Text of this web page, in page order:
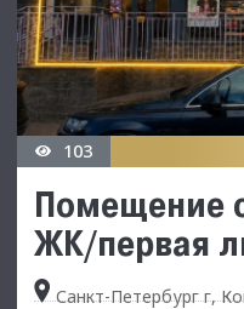
103
Помещение
ЖК/первая
Санкт-Петербург г,